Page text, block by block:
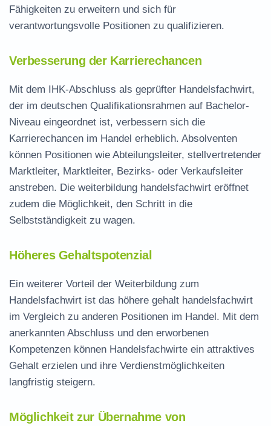
Fähigkeiten zu erweitern und sich für
verantwortungsvolle Positionen zu qualifizieren.
Verbesserung der Karrierechancen
Mit dem IHK-Abschluss als geprüfter Handelsfachwirt,
der im deutschen Qualifikationsrahmen auf Bachelor-
Niveau eingeordnet ist, verbessern sich die
Karrierechancen im Handel erheblich. Absolventen
können Positionen wie Abteilungsleiter, stellvertretender
Marktleiter, Marktleiter, Bezirks- oder Verkaufsleiter
anstreben. Die weiterbildung handelsfachwirt eröffnet
zudem die Möglichkeit, den Schritt in die
Selbstständigkeit zu wagen.
Höheres Gehaltspotenzial
Ein weiterer Vorteil der Weiterbildung zum
Handelsfachwirt ist das höhere gehalt handelsfachwirt
im Vergleich zu anderen Positionen im Handel. Mit dem
anerkannten Abschluss und den erworbenen
Kompetenzen können Handelsfachwirte ein attraktives
Gehalt erzielen und ihre Verdienstmöglichkeiten
langfristig steigern.
Möglichkeit zur Übernahme von